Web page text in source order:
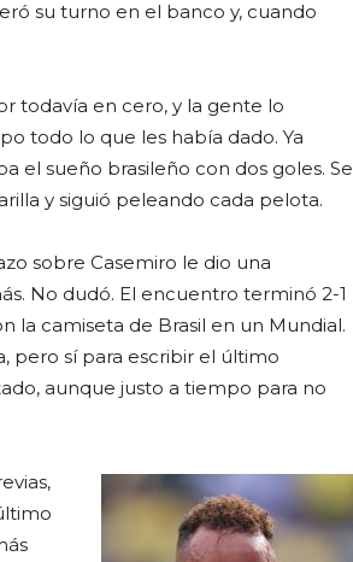
su turno en el banco y, cuando
todavía en cero, y la gente lo
todo lo que les había dado. Ya
el sueño brasileño con dos goles. Se
y siguió peleando cada pelota.
sobre Casemiro le dio una
No dudó. El encuentro terminó 2-1
la camiseta de Brasil en un Mundial.
pero sí para escribir el último
aunque justo a tiempo para no